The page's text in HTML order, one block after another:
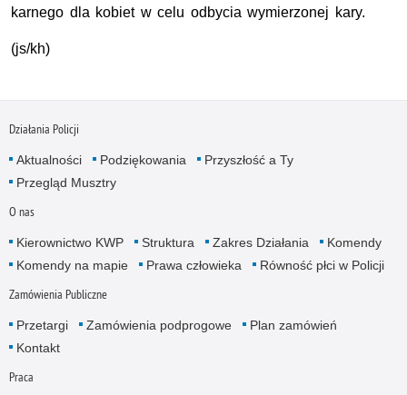
karnego dla kobiet w celu odbycia wymierzonej kary.
(js/kh)
Działania Policji
Aktualności Podziękowania
Przyszłość a Ty
Przegląd Musztry
O nas
Kierownictwo KWP Struktura Zakres Działania
Komendy
Komendy na mapie
Prawa człowieka Równość płci w Policji
Zamówienia Publiczne
Przetargi Zamówienia podprogowe
Plan zamówień
Kontakt
Praca